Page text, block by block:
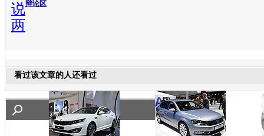
辩论区
说
两
看过该文章的人还看过